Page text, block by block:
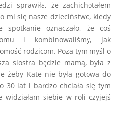
sprawiła, że zachichotałem
mi się nasze dzieciństwo, kiedy
spotkanie oznaczało, że coś
i kombinowaliśmy, jak
rodzicom. Poza tym myśl o
siostra będzie mamą, była z
żeby Kate nie była gotowa do
30 lat i bardzo chciała się tym
widziałam siebie w roli czyjejś